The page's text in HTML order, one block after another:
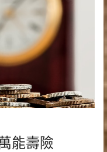
能壽險